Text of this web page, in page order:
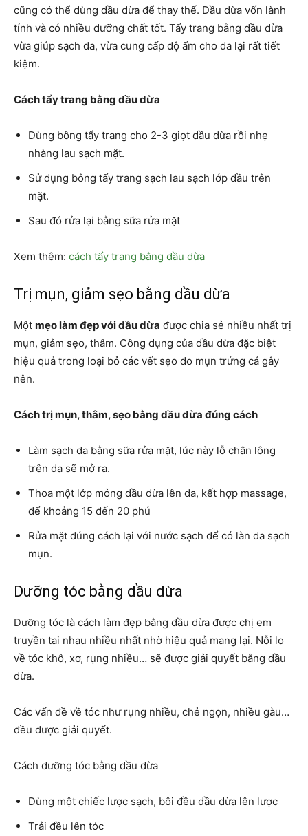
cũng có thể dùng dầu dừa để thay thế. Dầu dừa vốn lành
tính và có nhiều dưỡng chất tốt. Tẩy trang bằng dầu dừa
vừa giúp sạch da, vừa cung cấp độ ẩm cho da lại rất tiết
kiệm.
Cách tẩy trang bằng dầu dừa
Dùng bông tẩy trang cho 2-3 giọt dầu dừa rồi nhẹ
nhàng lau sạch mặt.
Sử dụng bông tẩy trang sạch lau sạch lớp dầu trên
mặt.
Sau đó rửa lại bằng sữa rửa mặt
Xem thêm: cách tẩy trang bằng dầu dừa
Trị mụn, giảm sẹo bằng dầu dừa
Một mẹo làm đẹp với dầu dừa được chia sẻ nhiều nhất trị
mụn, giảm sẹo, thâm. Công dụng của dầu dừa đặc biệt
hiệu quả trong loại bỏ các vết sẹo do mụn trứng cá gây
nên.
Cách trị mụn, thâm, sẹo bằng dầu dừa đúng cách
Làm sạch da bằng sữa rửa mặt, lúc này lỗ chân lông
trên da sẽ mở ra.
Thoa một lớp mỏng dầu dừa lên da, kết hợp massage,
để khoảng 15 đến 20 phú
Rửa mặt đúng cách lại với nước sạch để có làn da sạch
mụn.
Dưỡng tóc bằng dầu dừa
Dưỡng tóc là cách làm đẹp bằng dầu dừa được chị em
truyền tai nhau nhiều nhất nhờ hiệu quả mang lại. Nỗi lo
về tóc khô, xơ, rụng nhiều… sẽ được giải quyết bằng dầu
dừa.
Các vấn đề về tóc như rụng nhiều, chẻ ngọn, nhiều gàu…
đều được giải quyết.
Cách dưỡng tóc bằng dầu dừa
Dùng một chiếc lược sạch, bôi đều dầu dừa lên lược
Trải đều lên tóc